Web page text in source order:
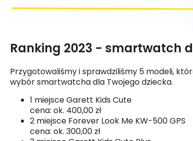
Ranking 2023 - smartwatch
Przygotowaliśmy i sprawdziliśmy 5 modeli,
wybór smartwatcha dla Twojego dziecka.
1 miejsceGarett Kids Cute
cena: ok. 400,00 zł
2 miejsce Forever Look Me KW-500 GPS
cena: ok. 300,00 zł